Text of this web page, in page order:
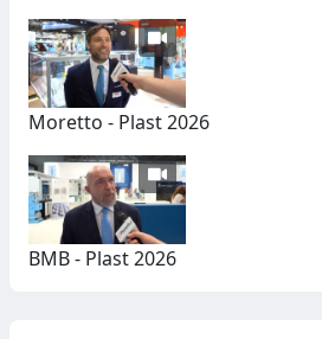
Moretto - Plast 2026
BMB - Plast 2026